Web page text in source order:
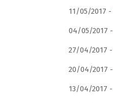
11/05/2017 -
04/05/2017 -
27/04/2017 -
20/04/2017 -
13/04/2017 -